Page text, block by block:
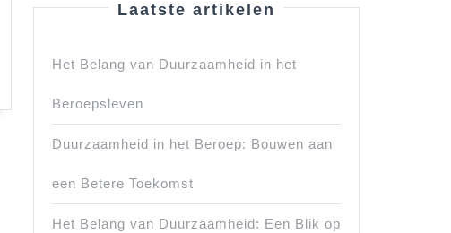
Laatste artikelen
Het Belang van Duurzaamheid in het
Beroepsleven
Duurzaamheid in het Beroep: Bouwen aan
een Betere Toekomst
Het Belang van Duurzaamheid: Een Blik op